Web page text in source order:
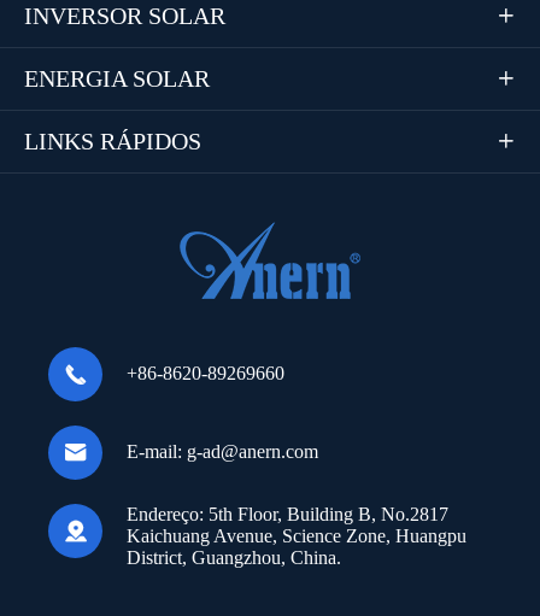
INVERSOR SOLAR 
ENERGIA SOLAR 
LINKS RÁPIDOS 
 +86-8620-89269660
 E-mail: g-ad@anern.com

Endereço: 5th Floor, Building B, No.2817
Kaichuang Avenue, Science Zone, Huangpu
District, Guangzhou, China.